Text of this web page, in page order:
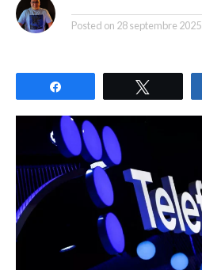
Posted on 28 septembre 2025